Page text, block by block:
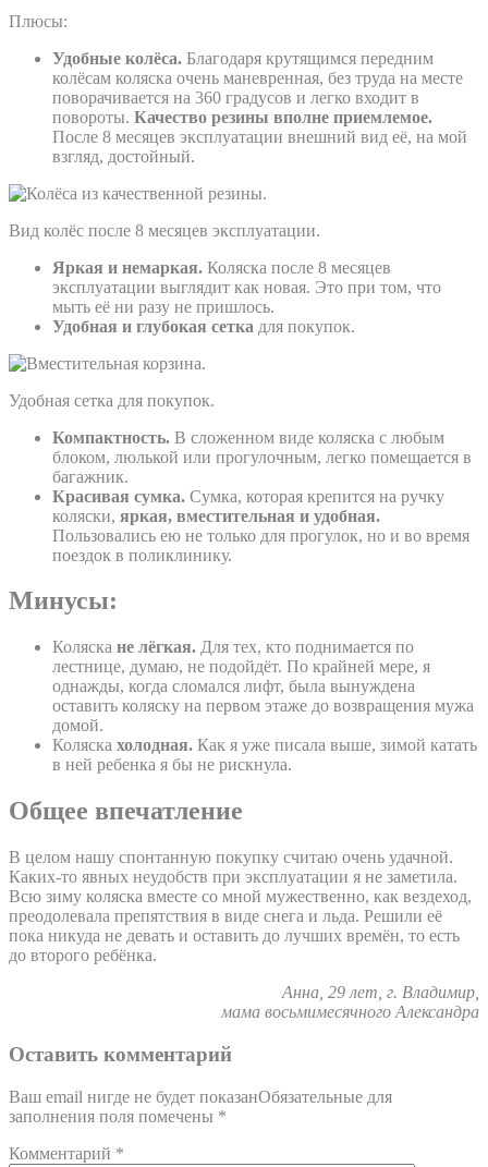
Плюсы:
Удобные колёса. Благодаря крутящимся передним
колёсам коляска очень маневренная, без труда на месте
поворачивается на 360 градусов и легко входит в
повороты. Качество резины вполне приемлемое.
После 8 месяцев эксплуатации внешний вид её, на мой
взгляд, достойный.
Вид колёс после 8 месяцев эксплуатации.
Яркая и немаркая. Коляска после 8 месяцев
эксплуатации выглядит как новая. Это при том, что
мыть её ни разу не пришлось.
Удобная и глубокая сетка для покупок.
Удобная сетка для покупок.
Компактность. В сложенном виде коляска с любым
блоком, люлькой или прогулочным, легко помещается в
багажник.
Красивая сумка. Сумка, которая крепится на ручку
коляски, яркая, вместительная и удобная.
Пользовались ею не только для прогулок, но и во время
поездок в поликлинику.
Минусы:
Коляска не лёгкая. Для тех, кто поднимается по
лестнице, думаю, не подойдёт. По крайней мере, я
однажды, когда сломался лифт, была вынуждена
оставить коляску на первом этаже до возвращения мужа
домой.
Коляска холодная. Как я уже писала выше, зимой катать
в ней ребенка я бы не рискнула.
Общее впечатление
В целом нашу спонтанную покупку считаю очень удачной.
Каких-то явных неудобств при эксплуатации я не заметила.
Всю зиму коляска вместе со мной мужественно, как вездеход,
преодолевала препятствия в виде снега и льда. Решили её
пока никуда не девать и оставить до лучших времён, то есть
до второго ребёнка.
Анна, 29 лет, г. Владимир,
мама восьмимесячного Александра
Оставить комментарий
Ваш email нигде не будет показанОбязательные для
заполнения поля помечены *
Комментарий *